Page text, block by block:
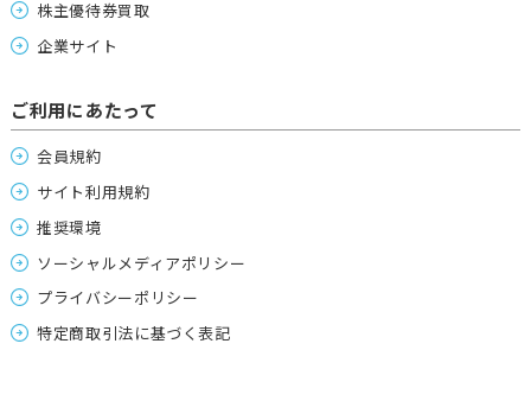
株主優待券買取
企業サイト
ご利用にあたって
会員規約
サイト利用規約
推奨環境
ソーシャルメディアポリシー
プライバシーポリシー
特定商取引法に基づく表記